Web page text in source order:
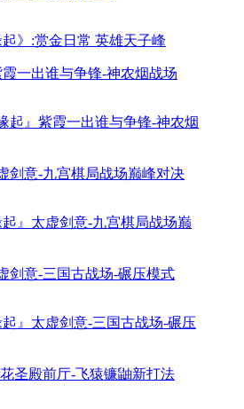
霞一出谁与争锋-神农烟战场
剑意-九宫棋局战场巅峰对决
剑意-三国古战场-碾压模式
圣殿前厅-飞猿镰鼬新打法